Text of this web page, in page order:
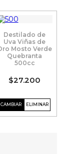
Destilado de
Uva Viñas de
Mosto Verde
Quebranta
500cc
$27.200